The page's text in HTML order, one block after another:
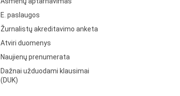
E. paslaugos
Žurnalistų akreditavimo anketa
Atviri duomenys
Naujienų prenumerata
Dažnai užduodami klausimai
(DUK)